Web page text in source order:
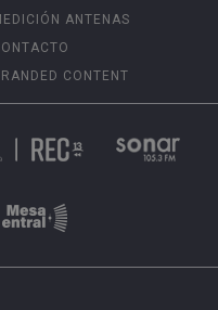
ANTENAS
CONTENT